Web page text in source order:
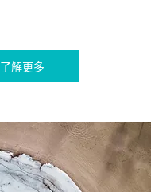
了解更多